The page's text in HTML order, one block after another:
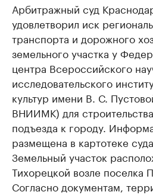
Арбитражный суд
удовлетворил иск
транспорта и дорожного
земельного участка у
центра Всероссийского
исследовательского
культур имени В. С.
ВНИИМК) для
подъезда к городу.
размещена в картотеке суда.
Земельный участок
Тихорецкой возле поселка
Согласно документам,